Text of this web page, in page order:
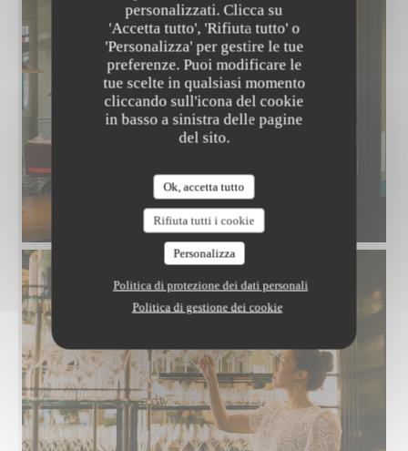
personalizzati. Clicca su
'Accetta tutto', 'Rifiuta tutto' o
'Personalizza' per gestire le tue
preferenze. Puoi modificare le
tue scelte in qualsiasi momento
cliccando sull'icona del cookie
in basso a sinistra delle pagine
del sito.
Ok, accetta tutto
Rifiuta tutti i cookie
Personalizza
Politica di protezione dei dati personali
Politica di gestione dei cookie